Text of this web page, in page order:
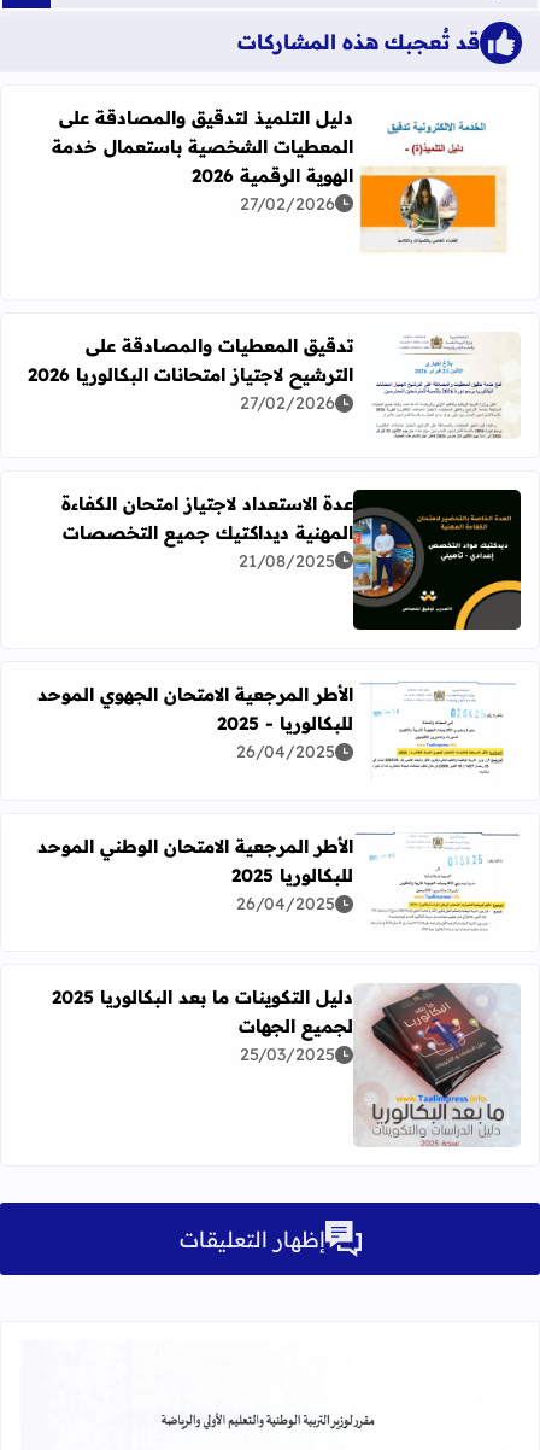
قد تُعجبك هذه المشاركات
اقرأ المزيد عن دليل التلميذ لتدقيق والمصادقة على
دليل التلميذ لتدقيق والمصادقة على
المعطيات الشخصية باستعمال خدمة
الهوية الرقمية 2026
27/02/2026
اقرأ المزيد عن تدقيق المعطيات والمصادقة على الترشيح لاجتياز
تدقيق المعطيات والمصادقة على
الترشيح لاجتياز امتحانات البكالوريا 2026
27/02/2026
اقرأ المزيد عن عدة الاستعداد لاجتياز امتحان الكفاءة
عدة الاستعداد لاجتياز امتحان الكفاءة
المهنية ديداكتيك جميع التخصصات
21/08/2025
اقرأ المزيد عن الأطر المرجعية الامتحان الجهوي الموحد
الأطر المرجعية الامتحان الجهوي الموحد
للبكالوريا - 2025
26/04/2025
اقرأ المزيد عن الأطر المرجعية الامتحان الوطني الموحد للبكالوريا
الأطر المرجعية الامتحان الوطني الموحد
للبكالوريا 2025
26/04/2025
اقرأ المزيد عن دليل التكوينات ما بعد البكالوريا 2025 لجميع الجهات
دليل التكوينات ما بعد البكالوريا 2025
لجميع الجهات
25/03/2025
إظهار التعليقات